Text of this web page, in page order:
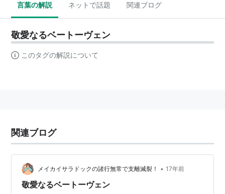
言葉の解説 ネットで話題 関連ブログ
敬愛なるベートーヴェン
このタグの解説について
関連ブログ
メイカイサラドックの諸行無常で支離滅裂！ • 17年前
敬愛なるベートーヴェン